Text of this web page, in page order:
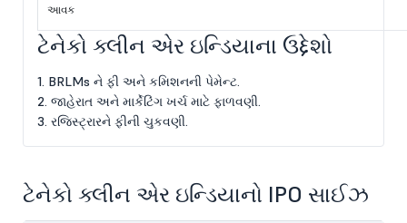
આવક
ટેનેકો ક્લીન એર ઇન્ડિયાના ઉદ્દેશો
1. BRLMs ને ફી અને કમિશનની પેમેન્ટ.
2. જાહેરાત અને માર્કેટિંગ ખર્ચ માટે ફાળવણી.
3. રજિસ્ટ્રારને ફીની ચુકવણી.
ટેનેકો ક્લીન એર ઇન્ડિયાનો IPO સાઈઝ